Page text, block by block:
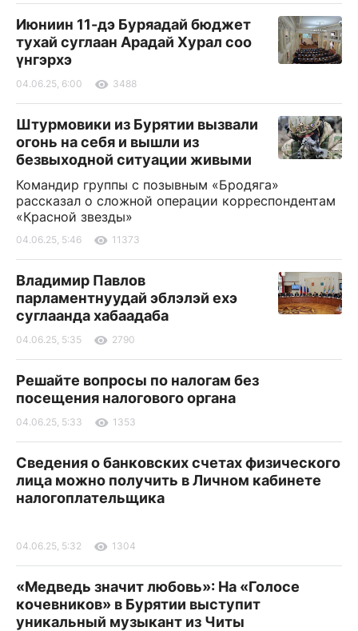
Июниин 11-дэ Буряадай бюджет
тухай суглаан Арадай Хурал соо
үнгэрхэ
04.06.25, 6:00 3488
Штурмовики из Бурятии вызвали
огонь на себя и вышли из
безвыходной ситуации живыми
Командир группы с позывным «Бродяга»
рассказал о сложной операции корреспондентам
«Красной звезды»
04.06.25, 5:46 11373
Владимир Павлов
парламентнуудай эблэлэй ехэ
суглаанда хабаадаба
04.06.25, 5:35 2790
Решайте вопросы по налогам без
посещения налогового органа
04.06.25, 5:33 1353
Сведения о банковских счетах физического
лица можно получить в Личном кабинете
налогоплательщика
04.06.25, 5:32 1304
«Медведь значит любовь»: На «Голосе
кочевников» в Бурятии выступит
уникальный музыкант из Читы